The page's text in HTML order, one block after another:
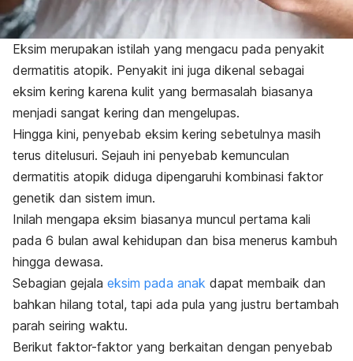
Eksim merupakan istilah yang mengacu pada penyakit
dermatitis atopik. Penyakit ini juga dikenal sebagai
eksim kering karena kulit yang bermasalah biasanya
menjadi sangat kering dan mengelupas.
Hingga kini, penyebab eksim kering sebetulnya masih
terus ditelusuri. Sejauh ini penyebab kemunculan
dermatitis atopik diduga dipengaruhi kombinasi faktor
genetik dan sistem imun.
Inilah mengapa eksim biasanya muncul pertama kali
pada 6 bulan awal kehidupan dan bisa menerus kambuh
hingga dewasa.
Sebagian gejala eksim pada anak dapat membaik dan
bahkan hilang total, tapi ada pula yang justru bertambah
parah seiring waktu.
Berikut faktor-faktor yang berkaitan dengan penyebab